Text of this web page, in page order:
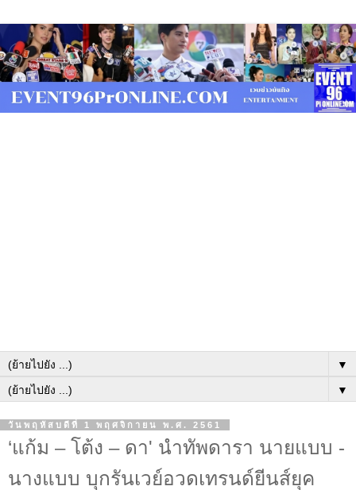
▼
▼
วันพฤหัสบดีที่ 1 พฤศจิกายน พ.ศ. 2561
‘แก้ม – โต้ง – ดา' นำทัพดารา นายแบบ -
นางแบบ บุกรันเวย์อวดเทรนด์ยีนส์ยุค